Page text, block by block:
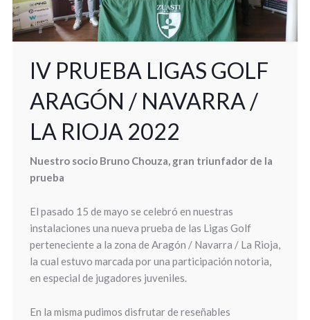
IV PRUEBA LIGAS GOLF
ARAGÓN / NAVARRA /
LA RIOJA 2022
Nuestro socio Bruno Chouza, gran triunfador de la
prueba
El pasado 15 de mayo se celebró en nuestras
instalaciones una nueva prueba de las Ligas Golf
perteneciente a la zona de Aragón / Navarra / La Rioja,
la cual estuvo marcada por una participación notoria,
en especial de jugadores juveniles.
En la misma pudimos disfrutar de reseñables